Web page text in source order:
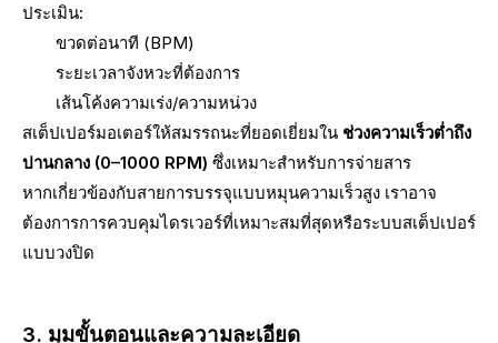
ประเมิน:
ขวดต่อนาที (BPM)
ระยะเวลาจังหวะที่ต้องการ
เส้นโค้งความเร่ง/ความหน่วง
สเต็ปเปอร์มอเตอร์ให้สมรรถนะที่ยอดเยี่ยมใน ช่วงความเร็วต่ำถึง
ปานกลาง (0–1000 RPM) ซึ่งเหมาะสำหรับการจ่ายสาร
หากเกี่ยวข้องกับสายการบรรจุแบบหมุนความเร็วสูง เราอาจ
ต้องการการควบคุมไดรเวอร์ที่เหมาะสมที่สุดหรือระบบสเต็ปเปอร์
แบบวงปิด
3. มุมขั้นตอนและความละเอียด